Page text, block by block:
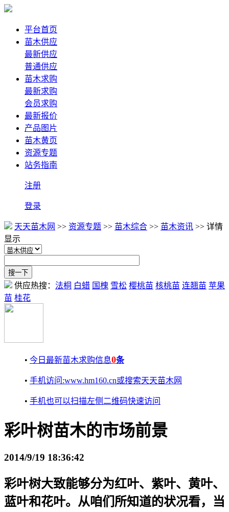
平台首页
苗木供应
最新供应
普通供应
苗木求购
最新求购
会员求购
最新报价
产品图片
苗木黄页
资源专题
站务指南
注册
登录
天天苗木网 >> 资源专题 >> 苗木综合 >> 苗木资讯 >> 详情
显示
供应热搜： 法桐 白蜡 国槐 雪松 樱桃苗 核桃苗 连翘苗 苹果
苗 桂花
• 今日最新苗木求购信息0条
• 手机访问:www.hm160.cn或搜索天天苗木网
• 手机也可以扫描左侧二维码快速访问
彩叶树苗木的市场前景
2014/9/19 18:36:42
彩叶树大致能够分为红叶、紫叶、黄叶、
蓝叶和花叶。从咱们所知道的状况看，当